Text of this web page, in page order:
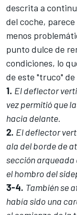
descrita a
del coche,
menos
punto dulce de
condiciones, lo
de este "truco"
1. El deflector
vez permitió que
hacia delante.
2. El deflector
ala del borde de
sección
el hombro del
3-4. También se
había sido una